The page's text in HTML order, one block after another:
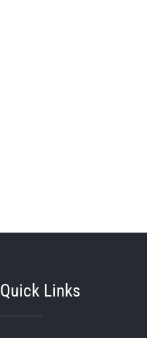
Quick Links